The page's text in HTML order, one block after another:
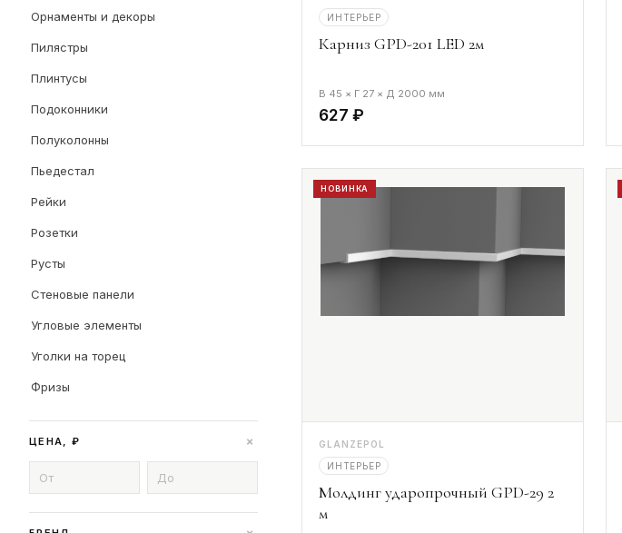
Орнаменты и декоры
Пилястры
Плинтусы
Подоконники
Полуколонны
Пьедестал
Рейки
Розетки
Русты
Стеновые панели
Угловые элементы
Уголки на торец
Фризы
ЦЕНА, ₽ +
ИНТЕРЬЕР
Карниз GPD-201 LED 2м
В 45 × Г 27 × Д 2000 мм
627 ₽
НОВИНКА
GLANZEPOL
ИНТЕРЬЕР
Молдинг ударопрочный GPD-29 2
м